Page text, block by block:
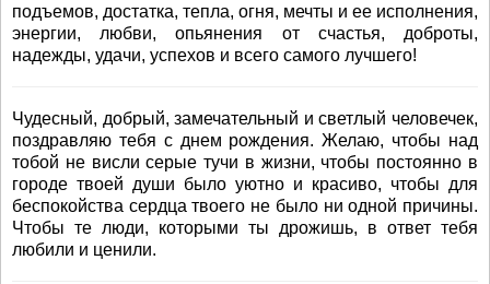
подъемов, достатка, тепла, огня, мечты и ее исполнения,
энергии, любви, опьянения от счастья, доброты,
надежды, удачи, успехов и всего самого лучшего!
Чудесный, добрый, замечательный и светлый человечек,
поздравляю тебя с днем рождения. Желаю, чтобы над
тобой не висли серые тучи в жизни, чтобы постоянно в
городе твоей души было уютно и красиво, чтобы для
беспокойства сердца твоего не было ни одной причины.
Чтобы те люди, которыми ты дрожишь, в ответ тебя
любили и ценили.